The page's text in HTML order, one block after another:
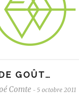
GOÛT…
Comte - 5 octobre 2011